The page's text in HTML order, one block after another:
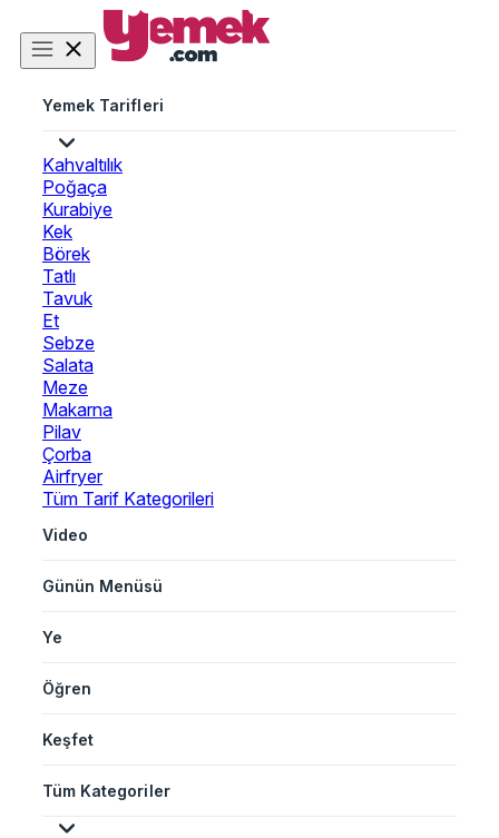
Yemek Tarifleri
Kahvaltılık
Poğaça
Kurabiye
Kek
Börek
Tatlı
Tavuk
Et
Sebze
Salata
Meze
Makarna
Pilav
Çorba
Airfryer
Tüm Tarif Kategorileri
Video
Günün Menüsü
Ye
Öğren
Keşfet
Tüm Kategoriler